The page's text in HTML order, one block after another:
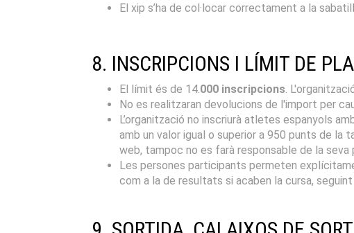
El xip s’ha de col·locar correctament a la
8. INSCRIPCIONS I LÍMIT DE
El límit és de 14. 000 inscripcions .
No es realitzaran devolucions de l'import per
L’organització no inscriurà atletes espanyols
amb un valor igual o superior a 950 punts de la
web, tampoc no es farà responsable de la
Les persones participants permeten
com a la de resultats si acaben la cursa,